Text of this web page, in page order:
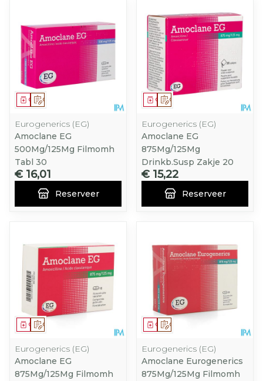
Op voorschrift
Geneesmiddel
Eurogenerics (EG)
Amoclane EG
500Mg/125Mg Filmomh
Tabl 30
€ 16,01
Reserveer
Op voorschrift
Geneesmiddel
Eurogenerics (EG)
Amoclane EG
875Mg/125Mg
Drinkb.Susp Zakje 20
€ 15,22
Reserveer
Op voorschrift
Geneesmiddel
Eurogenerics (EG)
Amoclane EG
875Mg/125Mg Filmomh
Op voorschrift
Geneesmiddel
Eurogenerics (EG)
Amoclane Eurogenerics
875Mg/125Mg Filmomh